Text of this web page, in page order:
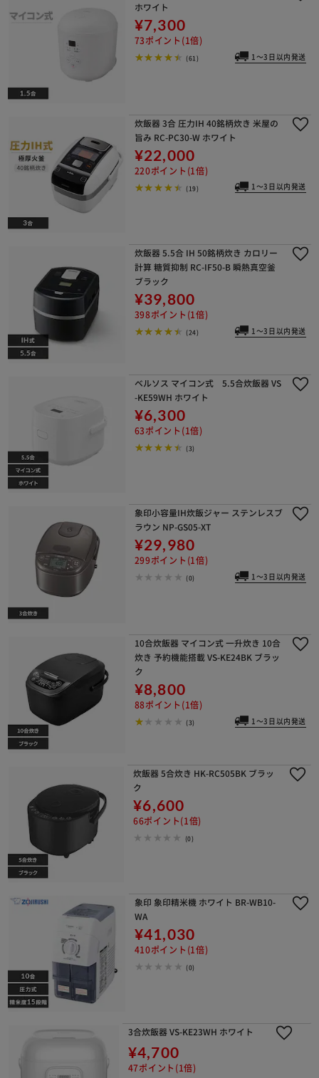
ホワイト
¥7,300
73ポイント(1倍)
(61) 1～3日以内発送
炊飯器 3合 圧力IH 40銘柄炊き 米屋の
旨み RC-PC30-W ホワイト
¥22,000
220ポイント(1倍)
(19) 1～3日以内発送
炊飯器 5.5合 IH 50銘柄炊き カロリー
計算 糖質抑制 RC-IF50-B 瞬熱真空釜
ブラック
¥39,800
398ポイント(1倍)
(24) 1～3日以内発送
ベルソス マイコン式 5.5合炊飯器 VS
-KE59WH ホワイト
¥6,300
63ポイント(1倍)
(3)
象印小容量IH炊飯ジャー ステンレスブ
ラウン NP-GS05-XT
¥29,980
299ポイント(1倍)
(0) 1～3日以内発送
10合炊飯器 マイコン式 一升炊き 10合
炊き 予約機能搭載 VS-KE24BK ブラッ
ク
¥8,800
88ポイント(1倍)
(3) 1～3日以内発送
炊飯器 5合炊き HK-RC505BK ブラッ
ク
¥6,600
66ポイント(1倍)
(0)
象印 象印精米機 ホワイト BR-WB10-
WA
¥41,030
410ポイント(1倍)
(0)
3合炊飯器 VS-KE23WH ホワイト
¥4,700
47ポイント(1倍)